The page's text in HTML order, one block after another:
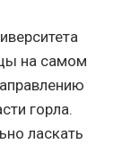
на самом
горла.
ласкать